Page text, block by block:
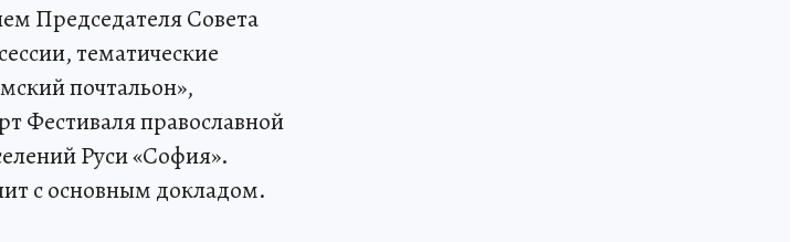
Председателя Совета
тематические
почтальон»,
Фестиваля православной
Руси «София».
с основным докладом.